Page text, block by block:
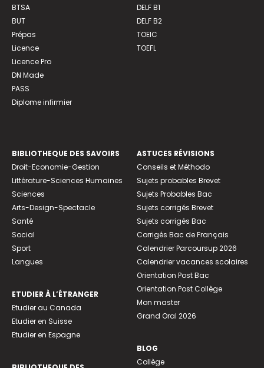
BTSA
BUT
Prépas
Licence
Licence Pro
DN Made
PASS
Diplome infirmier
DELF B1
DELF B2
TOEIC
TOEFL
BIBLIOTHEQUE DES SAVOIRS
Droit-Economie-Gestion
Littérature-Sciences Humaines
Sciences
Arts-Design-Spectacle
Santé
Social
Sport
Langues
ETUDIER À L’ÉTRANGER
Etudier au Canada
Etudier en Suisse
Etudier en Espagne
ASTUCES RÉVISIONS
Conseils et Méthodo
Sujets probables Brevet
Sujets Probables Bac
Sujets corrigés Brevet
Sujets corrigés Bac
Corrigés Bac de Français
Calendrier Parcoursup 2026
Calendrier vacances scolaires
Orientation Post Bac
Orientation Post Collège
Mon master
Grand Oral 2026
BLOG
Collège